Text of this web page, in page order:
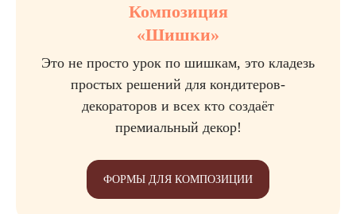
Композиция
«Шишки»
Это не просто урок по шишкам, это кладезь
простых решений для кондитеров-
декораторов и всех кто создаёт
премиальный декор!
ФОРМЫ ДЛЯ КОМПОЗИЦИИ